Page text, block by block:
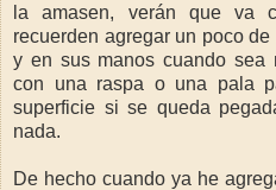
la amasen, verán que va
recuerden agregar un poco
y en sus manos cuando sea
con una raspa o una pala
superficie si se queda
nada.
De hecho cuando ya he